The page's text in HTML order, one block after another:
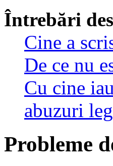
Întrebări
Cine a
De ce nu
Cu cine
abuzuri
Probleme